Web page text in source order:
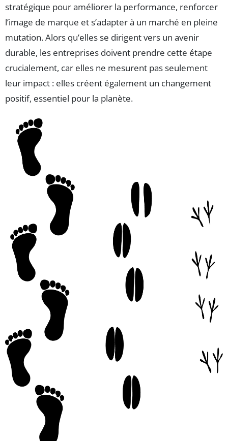
stratégique pour améliorer la performance, renforcer
l’image de marque et s’adapter à un marché en pleine
mutation. Alors qu’elles se dirigent vers un avenir
durable, les entreprises doivent prendre cette étape
crucialement, car elles ne mesurent pas seulement
leur impact : elles créent également un changement
positif, essentiel pour la planète.